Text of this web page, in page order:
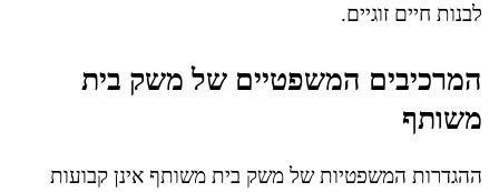
לבנות חיים זוגיים.
המרכיבים המשפטיים של משק בית
משותף
ההגדרות המשפטיות של משק בית משותף אינן קבועות